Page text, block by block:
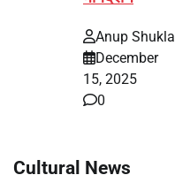
Anup Shukla
December
15, 2025
0
Cultural News